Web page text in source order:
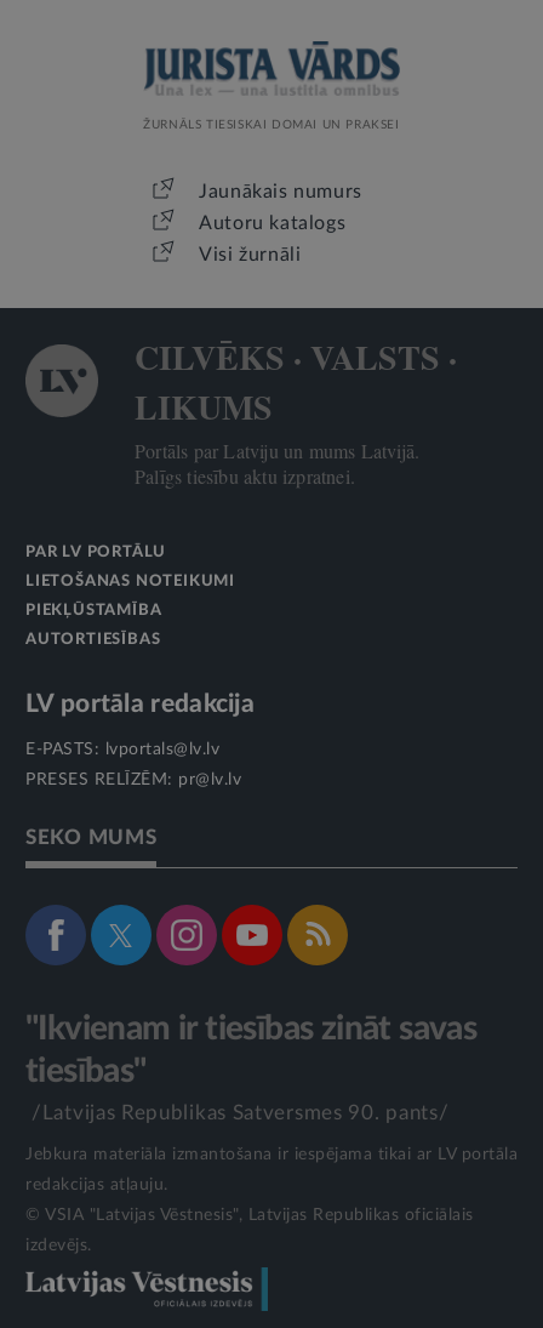
ŽURNĀLS TIESISKAI DOMAI UN PRAKSEI
Jaunākais numurs
Autoru katalogs
Visi žurnāli
CILVĒKS · VALSTS ·
LIKUMS
Portāls par Latviju un mums Latvijā.
Palīgs tiesību aktu izpratnei.
PAR LV PORTĀLU
LIETOŠANAS NOTEIKUMI
PIEKĻŪSTAMĪBA
AUTORTIESĪBAS
LV portāla redakcija
E-PASTS:
lvportals@lv.lv
PRESES RELĪZĒM: pr@lv.lv
SEKO MUMS
"Ikvienam ir tiesības zināt savas
tiesības"
/Latvijas Republikas Satversmes 90. pants/
Jebkura materiāla izmantošana ir iespējama tikai ar LV portāla
redakcijas atļauju.
© VSIA "Latvijas Vēstnesis", Latvijas Republikas oficiālais
izdevējs.